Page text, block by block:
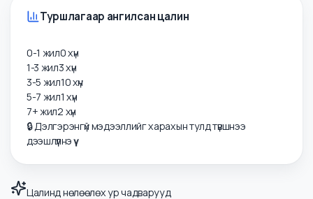
Туршлагаар ангилсан цалин
0-1 жил0хүн
1-3 жил3хүн
3-5 жил10хүн
5-7 жил1хүн
дээшлүүлнэ үү